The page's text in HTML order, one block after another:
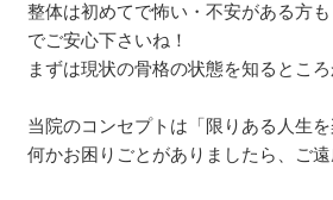
整体は初めてで怖い・不安がある方
でご安心下さいね！
まずは現状の骨格の状態を知るところ
当院のコンセプトは「限りある人生
何かお困りごとがありましたら、ご